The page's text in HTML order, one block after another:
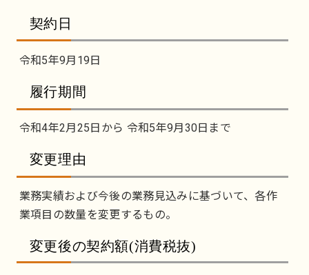
契約日
令和5年9月19日
履行期間
令和4年2月25日から 令和5年9月30日まで
変更理由
業務実績および今後の業務見込みに基づいて、各作
業項目の数量を変更するもの。
変更後の契約額(消費税抜)